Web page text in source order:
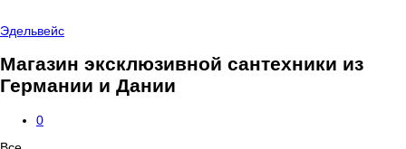
Эдельвейс
Магазин эксклюзивной сантехники из
Германии и Дании
0